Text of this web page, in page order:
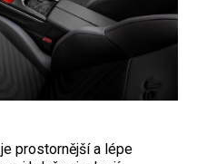
prostornější a lépe